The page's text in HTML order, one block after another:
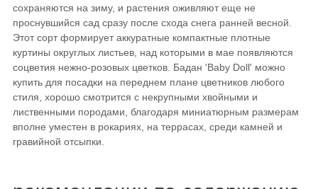
сохраняются на зиму, и растения оживляют еще не
проснувшийся сад сразу после схода снега ранней весной.
Этот сорт формирует аккуратные компактные плотные
куртины округлых листьев, над которыми в мае появляются
соцветия нежно-розовых цветков. Бадан 'Baby Doll' можно
купить для посадки на переднем плане цветников любого
стиля, хорошо смотрится с некрупными хвойными и
лиственными породами, благодаря миниатюрным размерам
вполне уместен в рокариях, на террасах, среди камней и
гравийной отсыпки.